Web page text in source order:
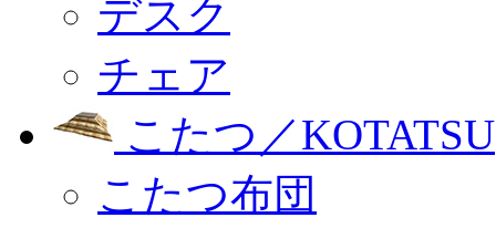
デスク
チェア
こたつ／KOTATSU
こたつ布団